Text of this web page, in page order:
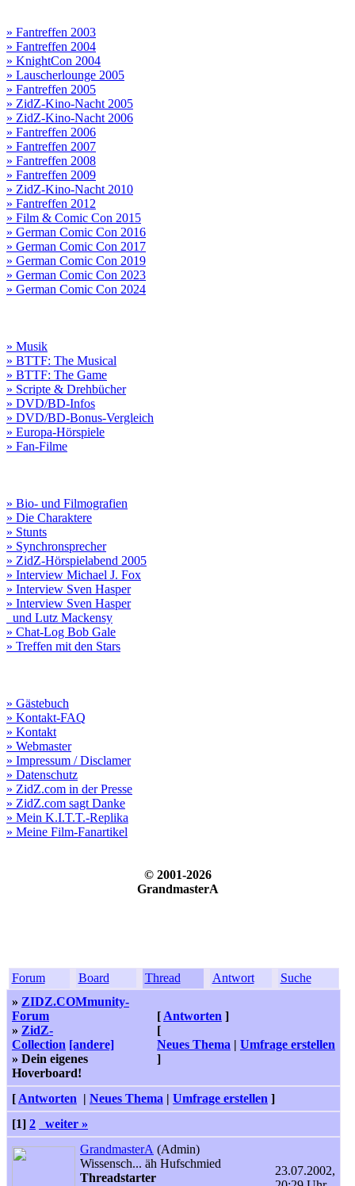
» Fantreffen 2003
» Fantreffen 2004
» KnightCon 2004
» Lauscherlounge 2005
» Fantreffen 2005
» ZidZ-Kino-Nacht 2005
» ZidZ-Kino-Nacht 2006
» Fantreffen 2006
» Fantreffen 2007
» Fantreffen 2008
» Fantreffen 2009
» ZidZ-Kino-Nacht 2010
» Fantreffen 2012
» Film & Comic Con 2015
» German Comic Con 2016
» German Comic Con 2017
» German Comic Con 2019
» German Comic Con 2023
» German Comic Con 2024
» Musik
» BTTF: The Musical
» BTTF: The Game
» Scripte & Drehbücher
» DVD/BD-Infos
» DVD/BD-Bonus-Vergleich
» Europa-Hörspiele
» Fan-Filme
» Bio- und Filmografien
» Die Charaktere
» Stunts
» Synchronsprecher
» ZidZ-Hörspielabend 2005
» Interview Michael J. Fox
» Interview Sven Hasper
» Interview Sven Hasper
und Lutz Mackensy
» Chat-Log Bob Gale
» Treffen mit den Stars
» Gästebuch
» Kontakt-FAQ
» Kontakt
» Webmaster
» Impressum / Disclamer
» Datenschutz
» ZidZ.com in der Presse
» ZidZ.com sagt Danke
» Mein K.I.T.T.-Replika
» Meine Film-Fanartikel
© 2001-2026
GrandmasterA
Forum Board Thread Antwort
Suche
» ZIDZ.COMmunity-
Forum
» ZidZ-
Collection [andere]
» Dein eigenes
Hoverboard!
[ Antworten ]
[
Neues Thema | Umfrage erstellen
]
[ Antworten | Neues Thema | Umfrage erstellen ]
[1] 2
weiter »
GrandmasterA (Admin)
Wissensch... äh Hufschmied
Threadstarter
23.07.2002,